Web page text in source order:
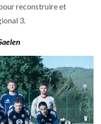
reconstruire et
3.